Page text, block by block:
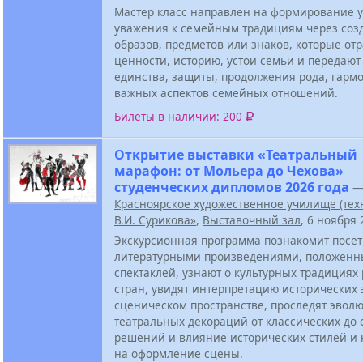
Мастер класс направлен на формирование
уважения к семейным традициям через
образов, предметов или знаков, которые
ценности, историю, устои семьи и
единства, защиты, продолжения рода,
важных аспектов семейных отношений.
Билеты в наличии: 200
Открытие выставки «Театральный
марафон: от Мольера до Чехова»
студенческих дипломов 2026 года
Красноярское художественное училище
В.И. Сурикова», Выставочный зал, 6 ноября
Экскурсионная программа познакомит
литературными произведениями,
спектаклей, узнают о культурных
стран, увидят интерпретацию исторических
сценическом пространстве, проследят
театральных декораций от классических
решений и влияние исторических стилей и
на оформление сцены.